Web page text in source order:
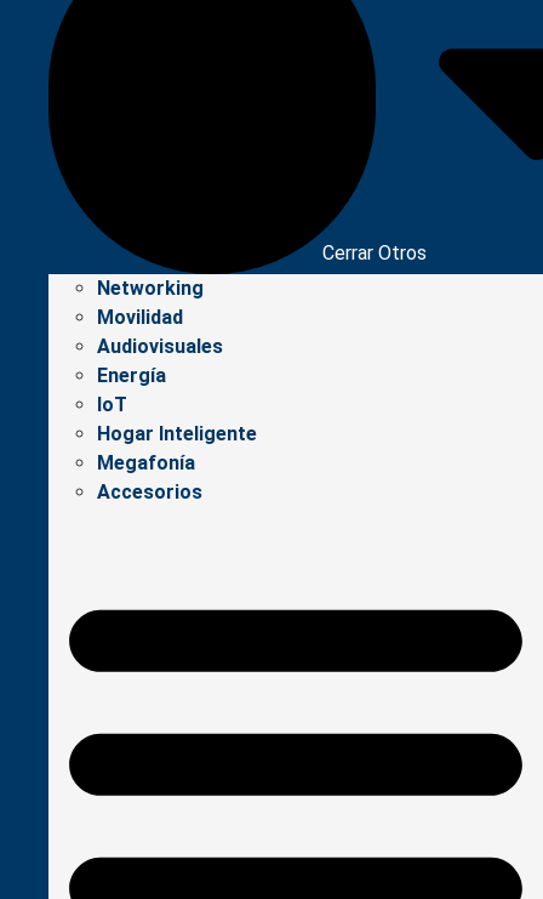
Cerrar Otros
Networking
Movilidad
Audiovisuales
Energía
IoT
Hogar Inteligente
Megafonía
Accesorios